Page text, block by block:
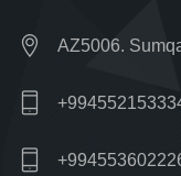
AZ5006.